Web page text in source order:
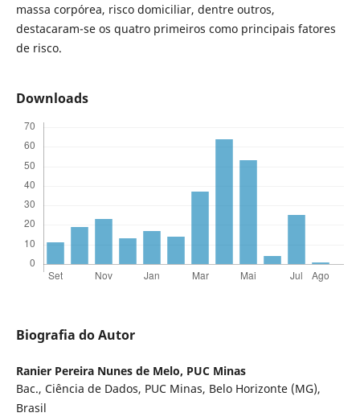
massa corpórea, risco domiciliar, dentre outros,
destacaram-se os quatro primeiros como principais fatores
de risco.
Downloads
Biografia do Autor
Ranier Pereira Nunes de Melo, PUC Minas
Bac., Ciência de Dados, PUC Minas, Belo Horizonte (MG),
Brasil